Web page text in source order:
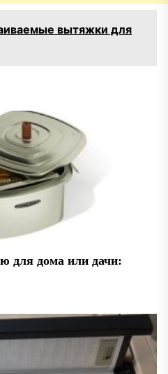
вытяжки для
для дома или дачи: